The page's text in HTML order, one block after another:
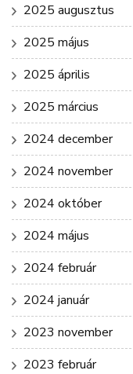
2025 augusztus
2025 május
2025 április
2025 március
2024 december
2024 november
2024 október
2024 május
2024 február
2024 január
2023 november
2023 február